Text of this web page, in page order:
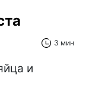
3 мин
и